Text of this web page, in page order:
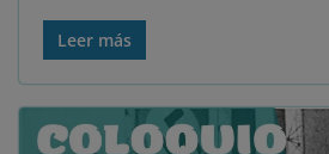
Leer más